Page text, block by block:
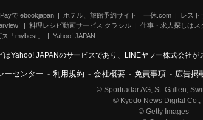
で ebookjapan
ホテル、旅館予約サイト 一休.com
レス
料理レシピ動画サービス クラシル 仕事・求人探しはス
「mybest」
Yahoo! JAPAN
はYahoo! JAPANのサービスであり、LINEヤフー株式会社が
ーセンター - 利用規約 - 会社概要 - 免責事項 - 広告掲
© Sportradar AG, St. Gallen,
© Kyodo News Digital Co.,
© Getty Images